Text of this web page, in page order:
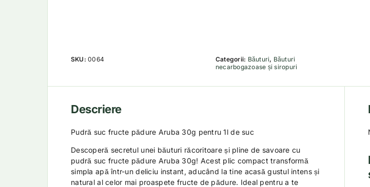
SKU:0064 Categorii: Băuturi, Băuturi
necarbogazoase și siropuri
Descriere
Pudră suc fructe pădure Aruba 30g pentru 1l de suc
Descoperă secretul unei băuturi răcoritoare și pline de savoare cu
pudră suc fructe pădure Aruba 30g! Acest plic compact transformă
simpla apă într-un deliciu instant, aducând la tine acasă gustul intens și
natural al celor mai proaspete fructe de pădure. Ideal pentru a te